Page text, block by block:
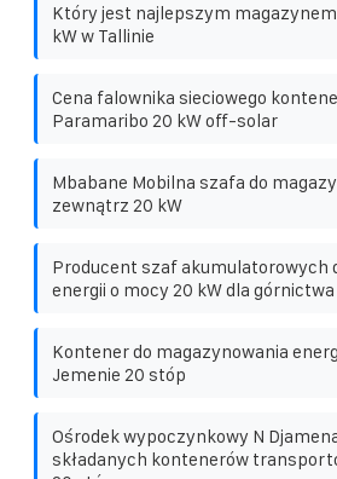
Który jest najlepszym
kW w Tallinie
Cena falownika sieciowego
Paramaribo 20 kW off-solar
Mbabane Mobilna szafa do
zewnątrz 20 kW
Producent szaf akumulatorowych
energii o mocy 20 kW dla górnictwa
Kontener do magazynowania
Jemenie 20 stóp
Ośrodek wypoczynkowy N
składanych kontenerów